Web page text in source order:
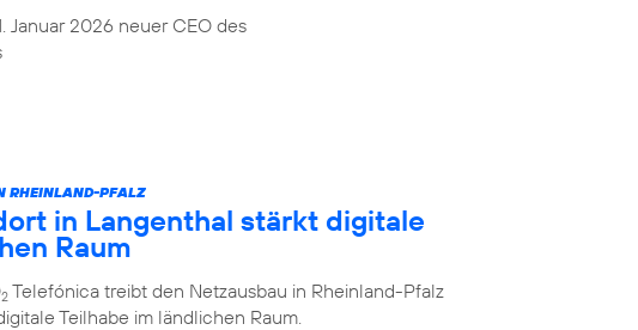
Januar 2026 neuer CEO des
RHEINLAND-PFALZ
in Langenthal stärkt digitale
Raum
2 Telefónica treibt den Netzausbau in Rheinland-Pfalz
Teilhabe im ländlichen Raum.